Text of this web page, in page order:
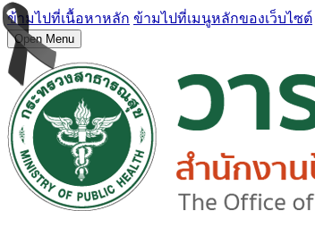
ข้ามไปที่เนื้อหาหลัก ข้ามไปที่เมนูหลักของเว็บไซต์
Open Menu